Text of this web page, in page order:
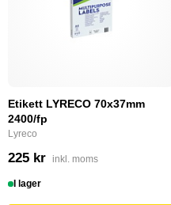
Etikett LYRECO 70x37mm
2400/fp
Lyreco
225 kr inkl. moms
I lager